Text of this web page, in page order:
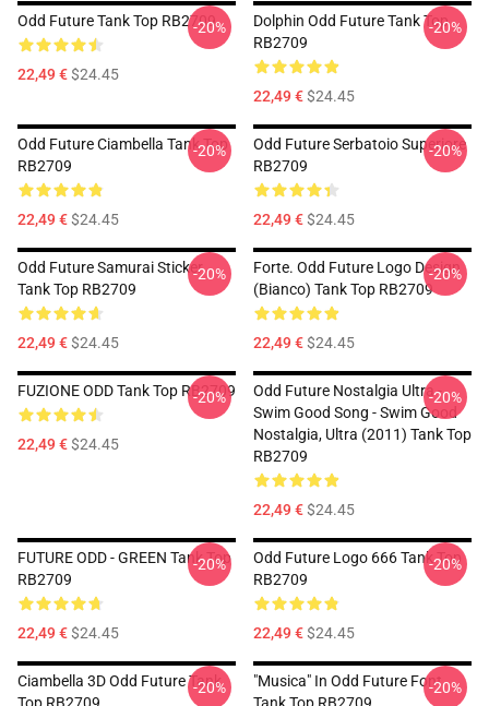
Odd Future Tank Top RB2709
22,49 €$24.45
-20%
Dolphin Odd Future Tank Top
RB2709
22,49 €$24.45
-20%
Odd Future Ciambella Tank Top
RB2709
22,49 €$24.45
-20%
Odd Future Serbatoio Superiore
RB2709
22,49 €$24.45
-20%
Odd Future Samurai Sticker
Tank Top RB2709
22,49 €$24.45
-20%
Forte. Odd Future Logo Design
(bianco) Tank Top RB2709
22,49 €$24.45
-20%
FUZIONE ODD Tank Top RB2709
22,49 €$24.45
-20%
Odd Future Nostalgia Ultra -
Swim Good Song - Swim Good
Nostalgia, Ultra (2011) Tank Top
RB2709
22,49 €$24.45
-20%
FUTURE ODD - GREEN Tank Top
RB2709
22,49 €$24.45
-20%
Odd Future Logo 666 Tank Top
RB2709
22,49 €$24.45
-20%
Ciambella 3D Odd Future Tank
-20%
"Musica" In Odd Future Font-20%